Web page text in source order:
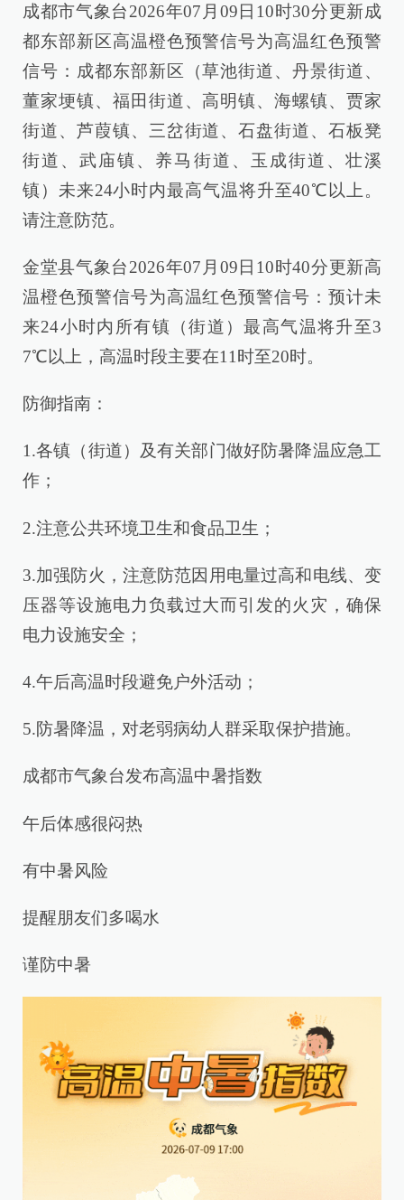
成都市气象台2026年07月09日10时30分更新成
都东部新区高温橙色预警信号为高温红色预警
信号：成都东部新区（草池街道、丹景街道、
董家埂镇、福田街道、高明镇、海螺镇、贾家
街道、芦葭镇、三岔街道、石盘街道、石板凳
街道、武庙镇、养马街道、玉成街道、壮溪
镇）未来24小时内最高气温将升至40℃以上。
请注意防范。
金堂县气象台2026年07月09日10时40分更新高
温橙色预警信号为高温红色预警信号：预计未
来24小时内所有镇（街道）最高气温将升至3
7℃以上，高温时段主要在11时至20时。
防御指南：
1.各镇（街道）及有关部门做好防暑降温应急工
作；
2.注意公共环境卫生和食品卫生；
3.加强防火，注意防范因用电量过高和电线、变
压器等设施电力负载过大而引发的火灾，确保
电力设施安全；
4.午后高温时段避免户外活动；
5.防暑降温，对老弱病幼人群采取保护措施。
成都市气象台发布高温中暑指数
午后体感很闷热
有中暑风险
提醒朋友们多喝水
谨防中暑